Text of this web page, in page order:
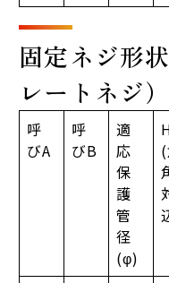
固定ネジ形
レートネジ）
呼
びA
呼
びB
適
応
保
護
管
径
(φ)